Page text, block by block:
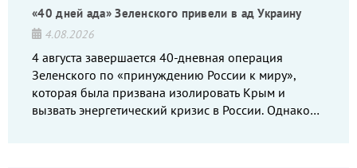
«40 дней ада» Зеленского привели в ад Украину
4.08.2026
4 августа завершается 40-дневная операция
Зеленского по «принуждению России к миру»,
которая была призвана изолировать Крым и
вызвать энергетический кризис в России. Однако